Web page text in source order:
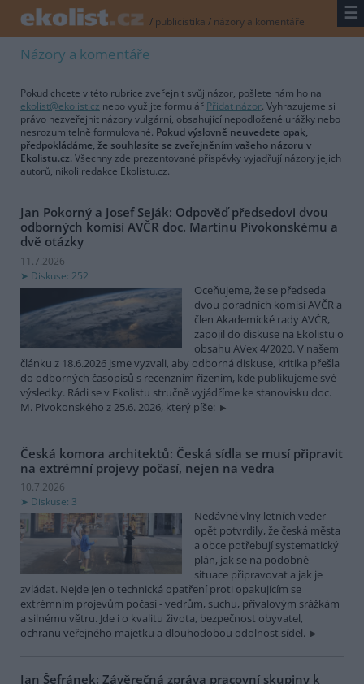
/ publicistika / názory a komentáře ☰
Názory a komentáře
Pokud chcete v této rubrice zveřejnit svůj názor, pošlete nám ho na
ekolist@ekolist.cz nebo využijte formulář Přidat názor. Vyhrazujeme si
právo nezveřejnit názory vulgární, obsahující nepodložené urážky nebo
nesrozumitelně formulované. Pokud výslovně neuvedete opak,
předpokládáme, že souhlasíte se zveřejněním vašeho názoru v
Ekolistu.cz. Všechny zde prezentované příspěvky vyjadřují názory jejich
autorů, nikoli redakce Ekolistu.cz.
Jan Pokorný a Josef Seják: Odpověď předsedovi dvou
odborných komisí AVČR doc. Martinu Pivokonskému a
dvě otázky
11.7.2026
Diskuse: 252
Oceňujeme, že se předseda
dvou poradních komisí AVČR a
člen Akademické rady AVČR,
zapojil do diskuse na Ekolistu o
obsahu AVex 4/2020. V našem
článku z 18.6.2026 jsme vyzvali, aby odborná diskuse, kritika přešla
do odborných časopisů s recenzním řízením, kde publikujeme své
výsledky. Rádi se v Ekolistu stručně vyjádříme ke stanovisku doc.
M. Pivokonského z 25.6. 2026, který píše:
Česká komora architektů: Česká sídla se musí připravit
na extrémní projevy počasí, nejen na vedra
10.7.2026
Diskuse: 3
Nedávné vlny letních veder
opět potvrdily, že česká města
a obce potřebují systematický
plán, jak se na podobné
situace připravovat a jak je
zvládat. Nejde jen o technická opatření proti opakujícím se
extrémním projevům počasí - vedrům, suchu, přívalovým srážkám
a silnému větru. Jde i o kvalitu života, bezpečnost obyvatel,
ochranu veřejného majetku a dlouhodobou odolnost sídel.
Jan Šefránek: Závěrečná zpráva pracovní skupiny k